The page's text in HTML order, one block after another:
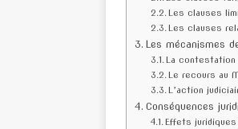
Les clauses
Les clauses
Les mécanismes
La contestation
Le recours au
L’action
Conséquences
Effets